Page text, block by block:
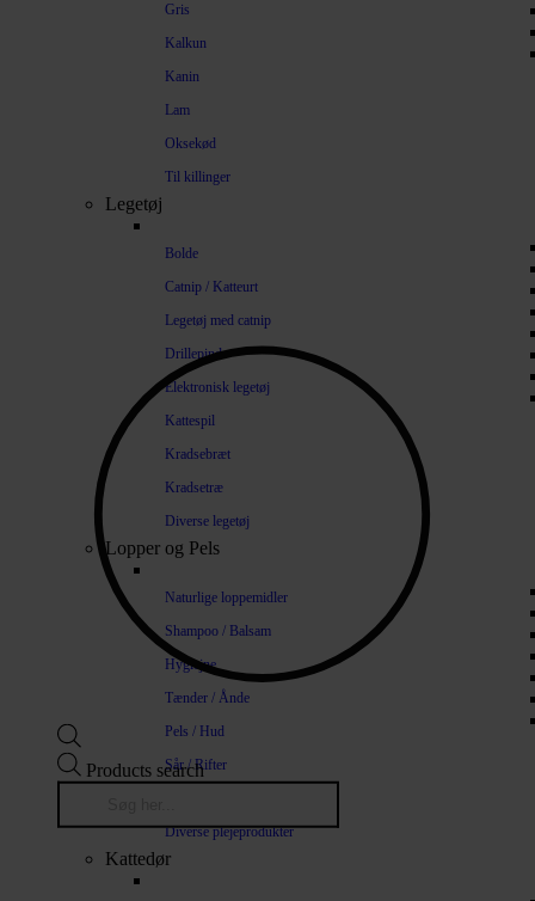
Gris
Kalkun
Kanin
Lam
Oksekød
Til killinger
Legetøj
Bolde
Catnip / Katteurt
Legetøj med catnip
Drillepind
Elektronisk legetøj
Kattespil
Kradsebræt
Kradsetræ
Diverse legetøj
Lopper og Pels
Naturlige loppemidler
Shampoo / Balsam
Hygiejne
Tænder / Ånde
Pels / Hud
Sår / Rifter
Diverse plejeprodukter
Kattedør
Products search